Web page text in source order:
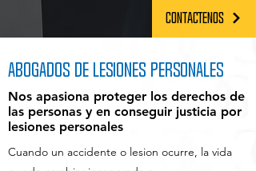
CONTACTENOS
Abogados de Lesiones Personales
Nos apasiona proteger los derechos de
las personas y en conseguir justicia por
lesiones personales
Cuando un accidente o lesion ocurre, la vida